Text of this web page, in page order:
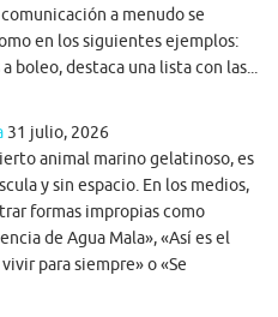
a menudo se
en los siguientes ejemplos:
boleo, destaca una lista con las...
31 julio, 2026
animal marino gelatinoso, es
y sin espacio. En los medios,
formas impropias como
de Agua Mala», «Así es el
para siempre» o «Se